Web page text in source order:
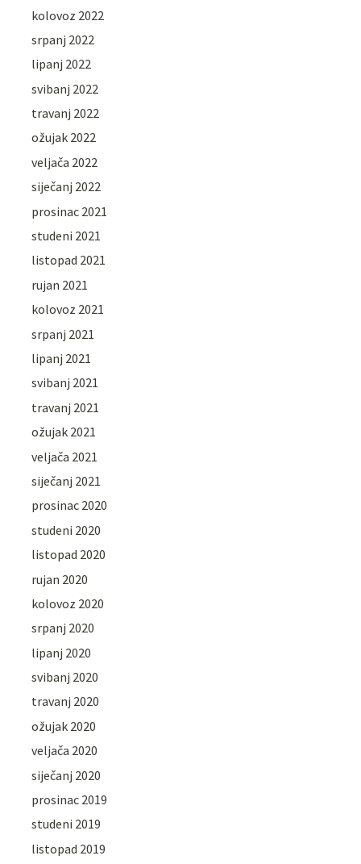
kolovoz 2022
srpanj 2022
lipanj 2022
svibanj 2022
travanj 2022
ožujak 2022
veljača 2022
siječanj 2022
prosinac 2021
studeni 2021
listopad 2021
rujan 2021
kolovoz 2021
srpanj 2021
lipanj 2021
svibanj 2021
travanj 2021
ožujak 2021
veljača 2021
siječanj 2021
prosinac 2020
studeni 2020
listopad 2020
rujan 2020
kolovoz 2020
srpanj 2020
lipanj 2020
svibanj 2020
travanj 2020
ožujak 2020
veljača 2020
siječanj 2020
prosinac 2019
studeni 2019
listopad 2019